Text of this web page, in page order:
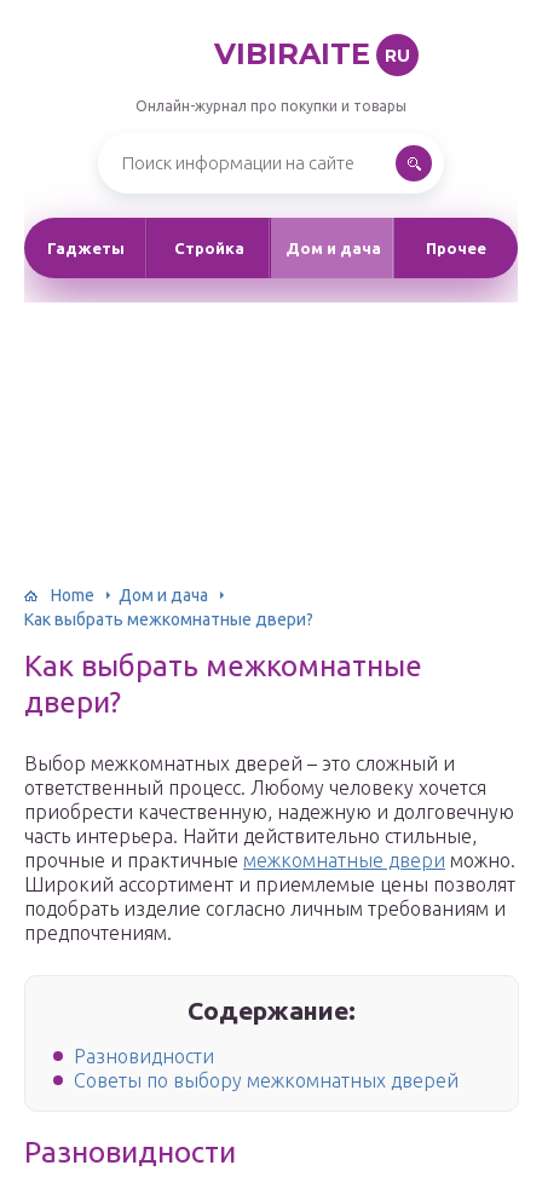
VIBIRAITE RU
Онлайн-журнал про покупки и товары
Гаджеты Стройка Дом и дача Прочее
Home
Дом и дача
Как выбрать межкомнатные двери?
Как выбрать межкомнатные
двери?
Выбор межкомнатных дверей – это сложный и
ответственный процесс. Любому человеку хочется
приобрести качественную, надежную и долговечную
часть интерьера. Найти действительно стильные,
прочные и практичные межкомнатные двери можно.
Широкий ассортимент и приемлемые цены позволят
подобрать изделие согласно личным требованиям и
предпочтениям.
Содержание:
Разновидности
Советы по выбору межкомнатных дверей
Разновидности